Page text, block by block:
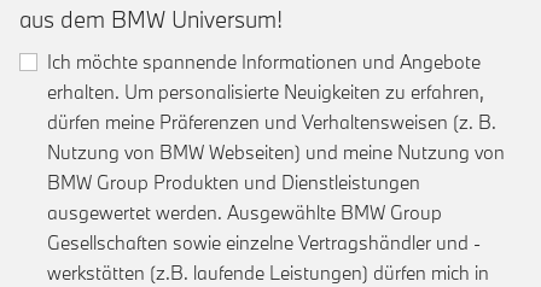
aus dem BMW Universum!
Ich möchte spannende Informationen und Angebote
erhalten. Um personalisierte Neuigkeiten zu erfahren,
dürfen meine Präferenzen und Verhaltensweisen (z. B.
Nutzung von BMW Webseiten) und meine Nutzung von
BMW Group Produkten und Dienstleistungen
ausgewertet werden. Ausgewählte BMW Group
Gesellschaften sowie einzelne Vertragshändler und -
werkstätten (z.B. laufende Leistungen) dürfen mich in